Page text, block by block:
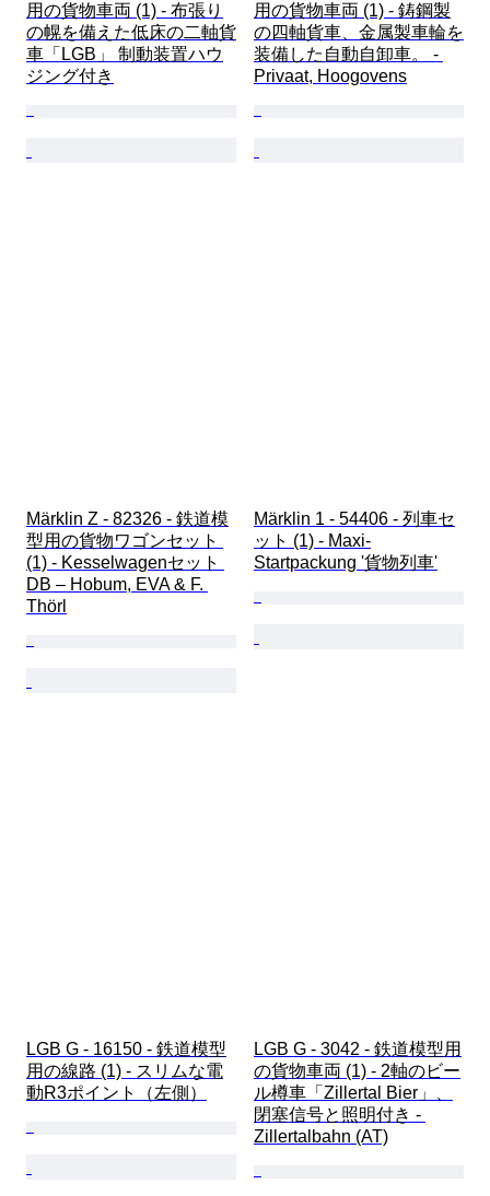
用の貨物車両 (1) - 布張り
の幌を備えた低床の二軸貨
車「LGB」 制動装置ハウ
ジング付き
用の貨物車両 (1) - 鋳鋼製
の四軸貨車、金属製車輪を
装備した自動自卸車。 -
Privaat, Hoogovens
Märklin Z - 82326 - 鉄道模
型用の貨物ワゴンセット
(1) - Kesselwagenセット
DB – Hobum, EVA & F.
Thörl
Märklin 1 - 54406 - 列車セ
ット (1) - Maxi-
Startpackung '貨物列車'
LGB G - 16150 - 鉄道模型
用の線路 (1) - スリムな電
動R3ポイント（左側）
LGB G - 3042 - 鉄道模型用
の貨物車両 (1) - 2軸のビー
ル樽車「Zillertal Bier」、
閉塞信号と照明付き -
Zillertalbahn (AT)